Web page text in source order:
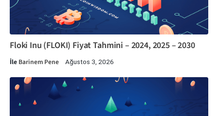
Floki Inu (FLOKI) Fiyat Tahmini – 2024, 2025 – 2030
İle Barinem Pene Ağustos 3, 2026